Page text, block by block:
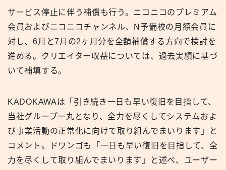
サービス停止に伴う補償も行う。ニコニコのプレミアム
会員およびニコニコチャンネル、N予備校の月額会員に
対し、6月と7月の2ヶ月分を全額補償する方向で検討を
進める。クリエイター収益については、過去実績に基づ
いて補填する。
KADOKAWAは「引き続き一日も早い復旧を目指して、
当社グループ一丸となり、全力を尽くしてシステムおよ
び事業活動の正常化に向けて取り組んでまいります」と
コメント。ドワンゴも「一日も早い復旧を目指して、全
力を尽くして取り組んでまいります」と述べ、ユーザー